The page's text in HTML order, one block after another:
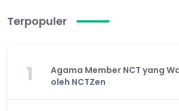
Terpopuler
1
Agama Member NCT yang
oleh NCTZen